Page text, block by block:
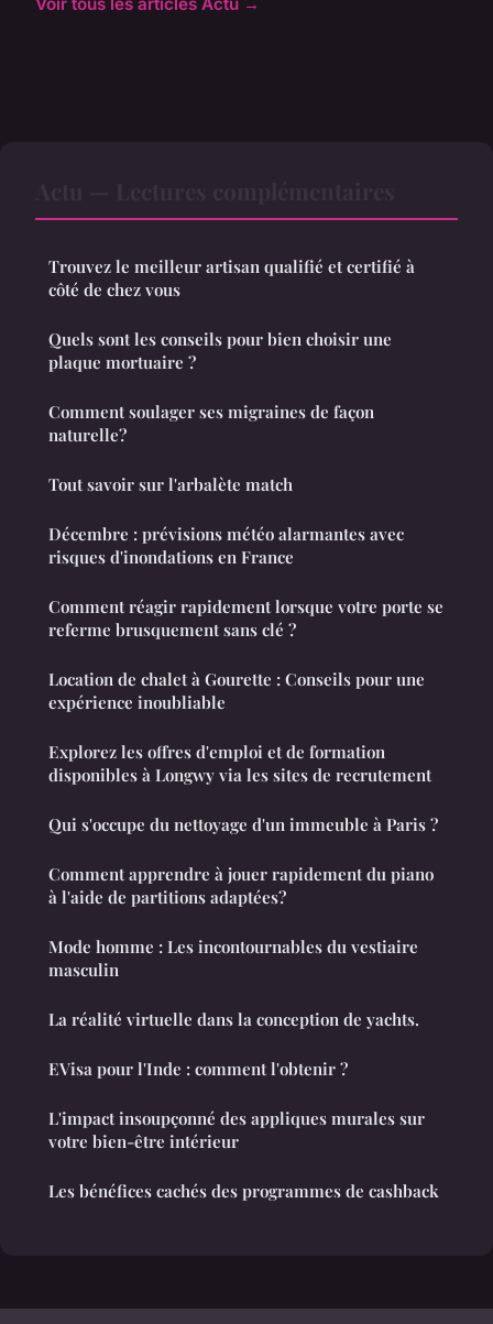
Trouvez le meilleur artisan qualifié et certifié à
côté de chez vous
Quels sont les conseils pour bien choisir une
plaque mortuaire ?
Comment soulager ses migraines de façon
naturelle?
Tout savoir sur l'arbalète match
Décembre : prévisions météo alarmantes avec
risques d'inondations en France
Comment réagir rapidement lorsque votre porte se
referme brusquement sans clé ?
Location de chalet à Gourette : Conseils pour une
expérience inoubliable
Explorez les offres d'emploi et de formation
disponibles à Longwy via les sites de recrutement
Qui s'occupe du nettoyage d'un immeuble à Paris ?
Comment apprendre à jouer rapidement du piano
à l'aide de partitions adaptées?
Mode homme : Les incontournables du vestiaire
masculin
La réalité virtuelle dans la conception de yachts.
EVisa pour l'Inde : comment l'obtenir ?
L'impact insoupçonné des appliques murales sur
votre bien-être intérieur
Les bénéfices cachés des programmes de cashback